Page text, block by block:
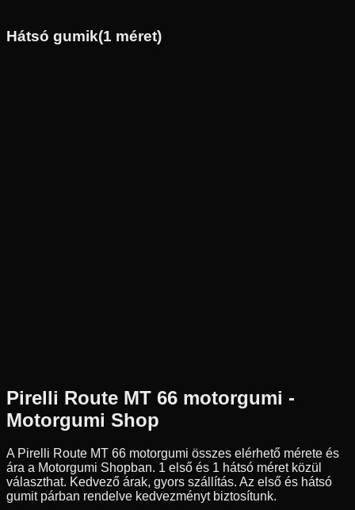
Hátsó gumik(1 méret)
Pirelli Route MT 66 motorgumi -
Motorgumi Shop
A Pirelli Route MT 66 motorgumi összes elérhető mérete és
ára a Motorgumi Shopban. 1 első és 1 hátsó méret közül
választhat. Kedvező árak, gyors szállítás. Az első és hátsó
gumit párban rendelve kedvezményt biztosítunk.